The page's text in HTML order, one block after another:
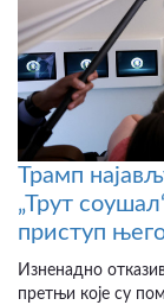
Трамп
„Трут
приступ
Изненадно
претњи које су